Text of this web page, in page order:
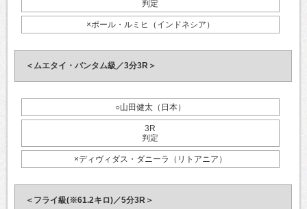
判定
×ポール・ルミヒ（インドネシア）
＜ムエタイ・バンタム級／3分3R＞
○山田健太（日本）
3R
判定
×ディヴィダス・ダニーラ（リトアニア）
＜フライ級(※61.2キロ)／5分3R＞